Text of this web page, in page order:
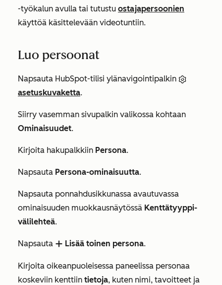
-työkalun avulla tai tutustu ostajapersoonien
käyttöä käsittelevään videotuntiin.
Luo persoonat
Napsauta HubSpot-tilisi ylänavigointipalkin
asetuskuvaketta.
Siirry vasemman sivupalkin valikossa kohtaan
Ominaisuudet.
Kirjoita hakupalkkiin Persona.
Napsauta Persona-ominaisuutta.
Napsauta ponnahdusikkunassa avautuvassa
ominaisuuden muokkausnäytössä Kenttätyyppi-
välilehteä.
Napsauta add Lisää toinen persona.
Kirjoita oikeanpuoleisessa paneelissa personaa
koskeviin kenttiin tietoja, kuten nimi, tavoitteet ja